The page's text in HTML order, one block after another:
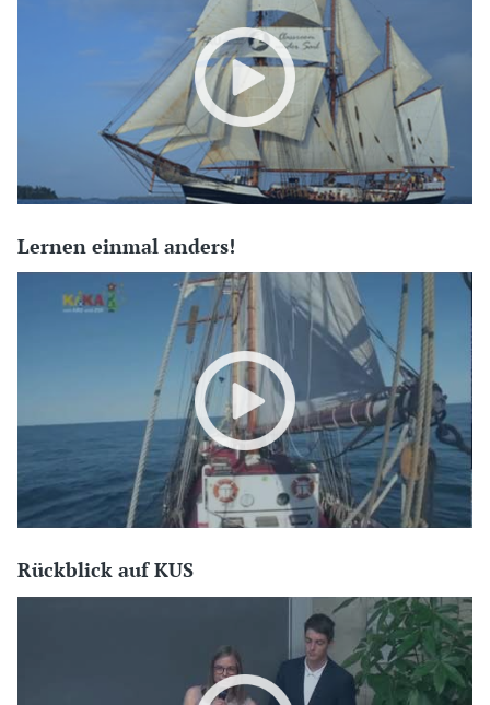
Lernen einmal anders!
Rückblick auf KUS